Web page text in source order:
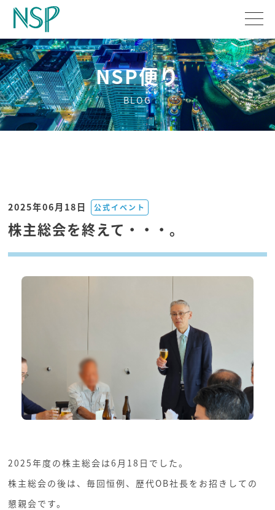
NSP便り
BLOG
2025年06月18日 公式イベント
株主総会を終えて・・・。
2025年度の株主総会は6月18日でした。
株主総会の後は、毎回恒例、歴代OB社長をお招きしての
懇親会です。